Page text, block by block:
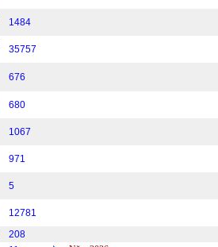
1484
35757
676
680
1067
971
5
12781
208